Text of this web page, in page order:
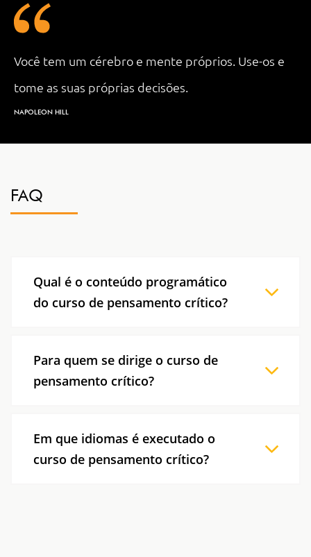
Você tem um cérebro e mente próprios. Use-os e
tome as suas próprias decisões.
NAPOLEON HILL
FAQ
Qual é o conteúdo programático
do curso de pensamento crítico?
das necessidades identificadas pelos clientes.
Desse modo, o conteúdo muda conforme o
cliente e a situação em causa.
Para quem se dirige o curso de
pensamento crítico?
projetado para capacitar líderes, profissionais e
indivíduos que procuram melhorar a sua
capacidade de análise, tomada de decisões
Em que idiomas é executado o
curso de pensamento crítico?